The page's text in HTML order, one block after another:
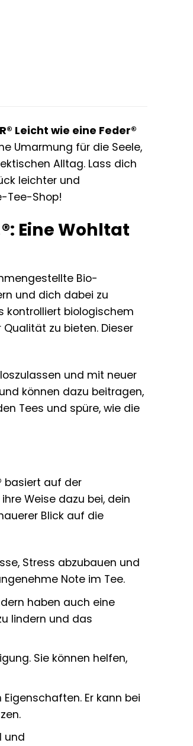
Leicht wie eine Feder®
Umarmung für die Seele,
Alltag. Lass dich
leichter und
Tee-Shop!
Eine Wohltat
Bio-
und dich dabei zu
kontrolliert biologischem
zu bieten. Dieser
und mit neuer
können dazu beitragen,
Tees und spüre, wie die
basiert auf der
Weise dazu bei, dein
Blick auf die
Stress abzubauen und
Note im Tee.
haben auch eine
lindern und das
Sie können helfen,
Er kann bei
und